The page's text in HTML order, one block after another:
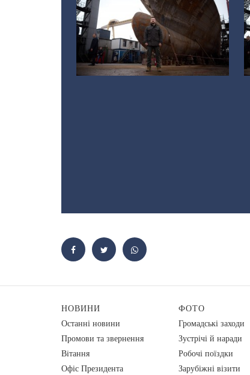
НОВИНИ
Останні новини
Промови та звернення
Вiтання
Офіс Президента
ФОТО
Громадські заходи
Зустрічі й наради
Робочі поїздки
Зарубіжні візити